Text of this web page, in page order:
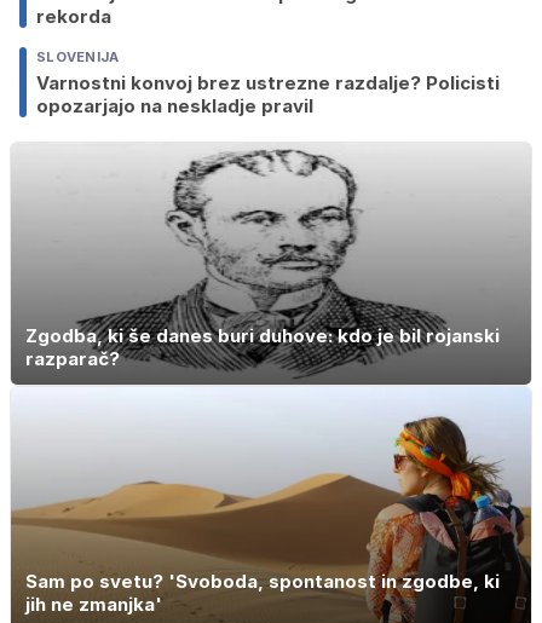
rekorda
SLOVENIJA
Varnostni konvoj brez ustrezne razdalje? Policisti
opozarjajo na neskladje pravil
Zgodba, ki še danes buri duhove: kdo je bil rojanski
razparač?
Sam po svetu? 'Svoboda, spontanost in zgodbe, ki
jih ne zmanjka'